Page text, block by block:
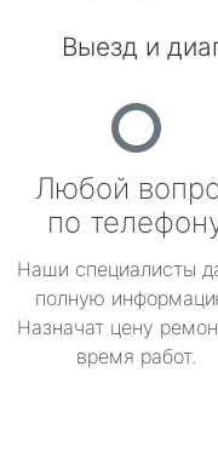
Выезд и
Любой
по
Наши специалисты
полную
Назначат цену
время работ.